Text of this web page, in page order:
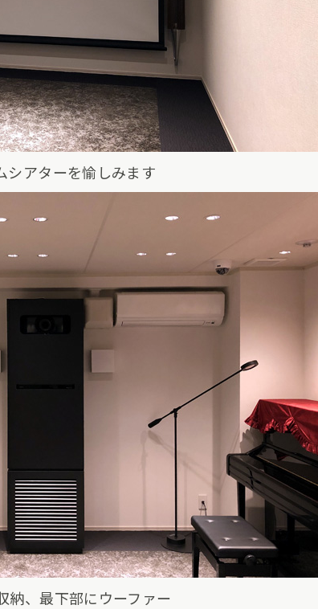
シアターを愉しみます
納、最下部にウーファー